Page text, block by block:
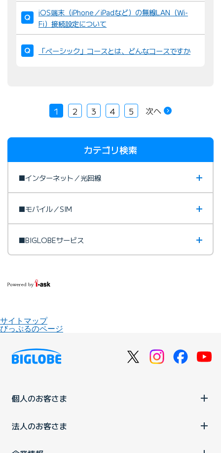
iOS端末（iPhone／iPadなど）の無線LAN（Wi-
Fi）接続設定について
「ベーシック」コースとは、どんなコースですか
1 2 3 4 5 次へ
カテゴリ検索
■インターネット／光回線
■モバイル／SIM
■BIGLOBEサービス
サイトマップ
びっぷるのページ
個人のお客さま
法人のお客さま